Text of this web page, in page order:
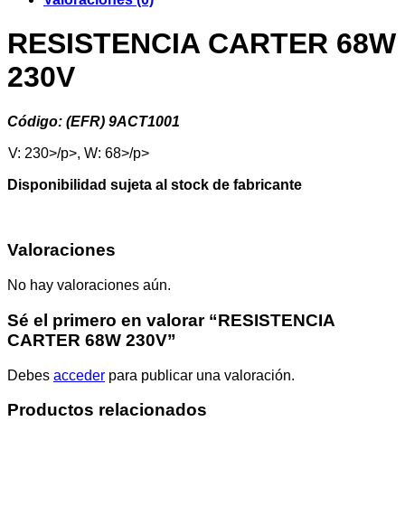
RESISTENCIA CARTER 68W
230V
Código: (EFR) 9ACT1001
V: 230>/p>, W: 68>/p>
Disponibilidad sujeta al stock de fabricante
Valoraciones
No hay valoraciones aún.
Sé el primero en valorar “RESISTENCIA
CARTER 68W 230V”
Debes acceder para publicar una valoración.
Productos relacionados